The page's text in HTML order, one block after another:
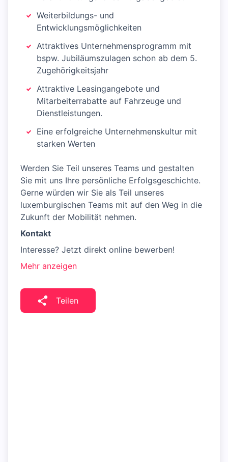
Weiterbildungs- und
Entwicklungsmöglichkeiten
Attraktives Unternehmensprogramm mit
bspw. Jubiläumszulagen schon ab dem 5.
Zugehörigkeitsjahr
Attraktive Leasingangebote und
Mitarbeiterrabatte auf Fahrzeuge und
Dienstleistungen.
Eine erfolgreiche Unternehmenskultur mit
starken Werten
Werden Sie Teil unseres Teams und gestalten
Sie mit uns Ihre persönliche Erfolgsgeschichte.
Gerne würden wir Sie als Teil unseres
luxemburgischen Teams mit auf den Weg in die
Zukunft der Mobilität nehmen.
Kontakt
Interesse? Jetzt direkt online bewerben!
Mehr anzeigen
Teilen